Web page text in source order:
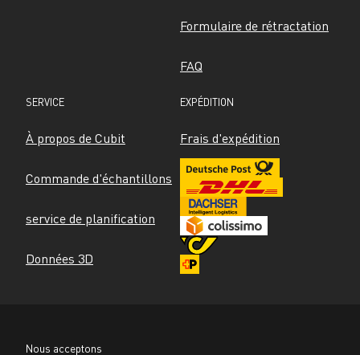
Formulaire de rétractation
FAQ
SERVICE
À propos de Cubit
Commande d'échantillons
service de planification
Données 3D
EXPÉDITION
Frais d'expédition
Nous acceptons